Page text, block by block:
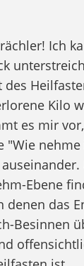
Ich
des
Kilo
es mir
"Wie
Ebene
denen das
Besinnen